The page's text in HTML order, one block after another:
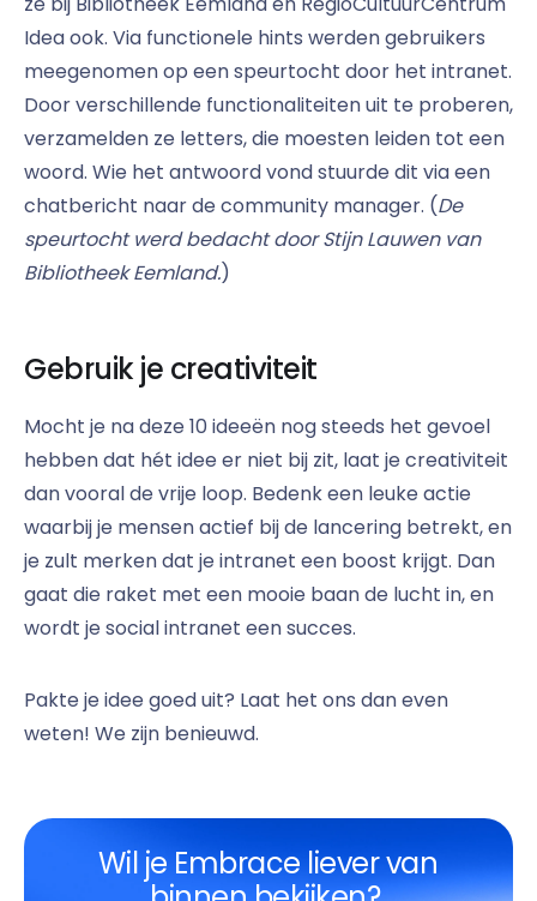
Idea ook. Via functionele hints werden gebruikers
meegenomen op een speurtocht door het intranet.
Door verschillende functionaliteiten uit te proberen,
verzamelden ze letters, die moesten leiden tot een
woord. Wie het antwoord vond stuurde dit via een
chatbericht naar de community manager. (De
speurtocht werd bedacht door Stijn Lauwen van
Bibliotheek Eemland.)
Gebruik je creativiteit
Mocht je na deze 10 ideeën nog steeds het gevoel
hebben dat hét idee er niet bij zit, laat je creativiteit
dan vooral de vrije loop. Bedenk een leuke actie
waarbij je mensen actief bij de lancering betrekt, en
je zult merken dat je intranet een boost krijgt. Dan
gaat die raket met een mooie baan de lucht in, en
wordt je social intranet een succes.
Pakte je idee goed uit? Laat het ons dan even
weten! We zijn benieuwd.
Wil je Embrace liever van